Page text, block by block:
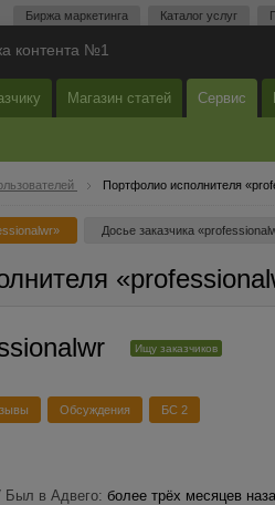
Биржа маркетинга Каталог услуг
контента №1
Магазин статей Сервис
Портфолио исполнителя
Досье заказчика
Ищу заказчиков
Обсуждения БС 2
Был в Адвего: более трёх месяцев